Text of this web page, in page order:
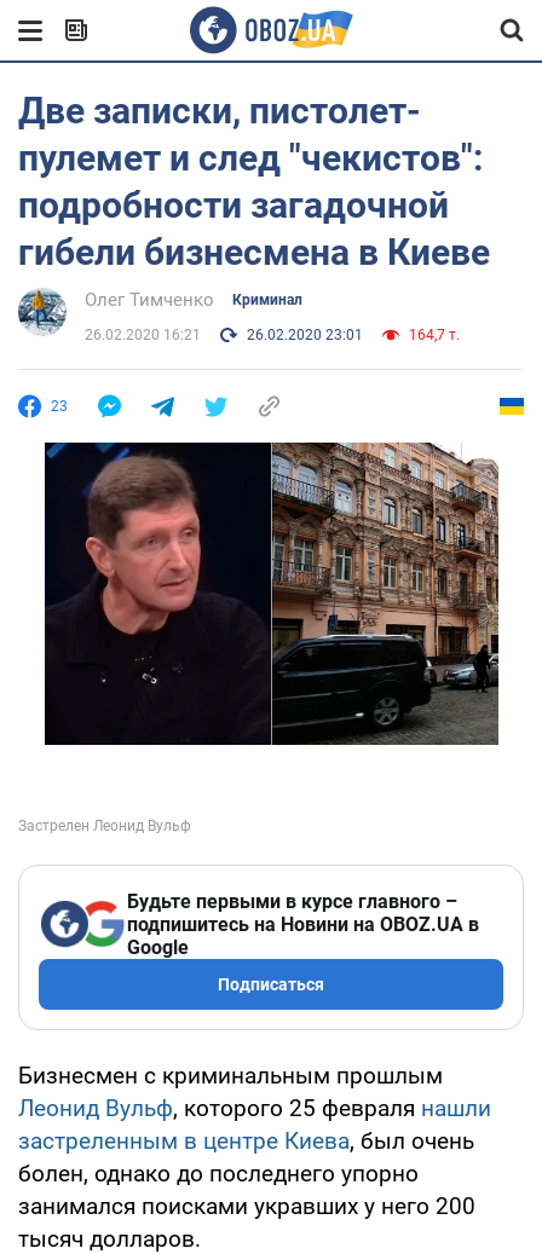
Две записки, пистолет-
пулемет и след "чекистов":
подробности загадочной
гибели бизнесмена в Киеве
Олег Тимченко Криминал
26.02.2020 16:21 26.02.2020 23:01 164,7 т.
23
Будьте первыми в курсе главного –
подпишитесь на Новини на OBOZ.UA в
Google
Подписаться
Бизнесмен с криминальным прошлым
Леонид Вульф, которого 25 февраля нашли
застреленным в центре Киева, был очень
болен, однако до последнего упорно
занимался поисками укравших у него 200
тысяч долларов.